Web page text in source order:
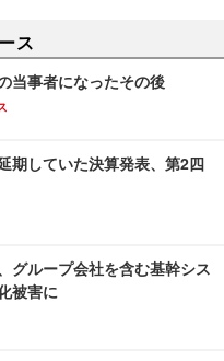
ス
当事者になったその後
期していた決算発表、第2四
グループ会社を含む基幹シス
被害に